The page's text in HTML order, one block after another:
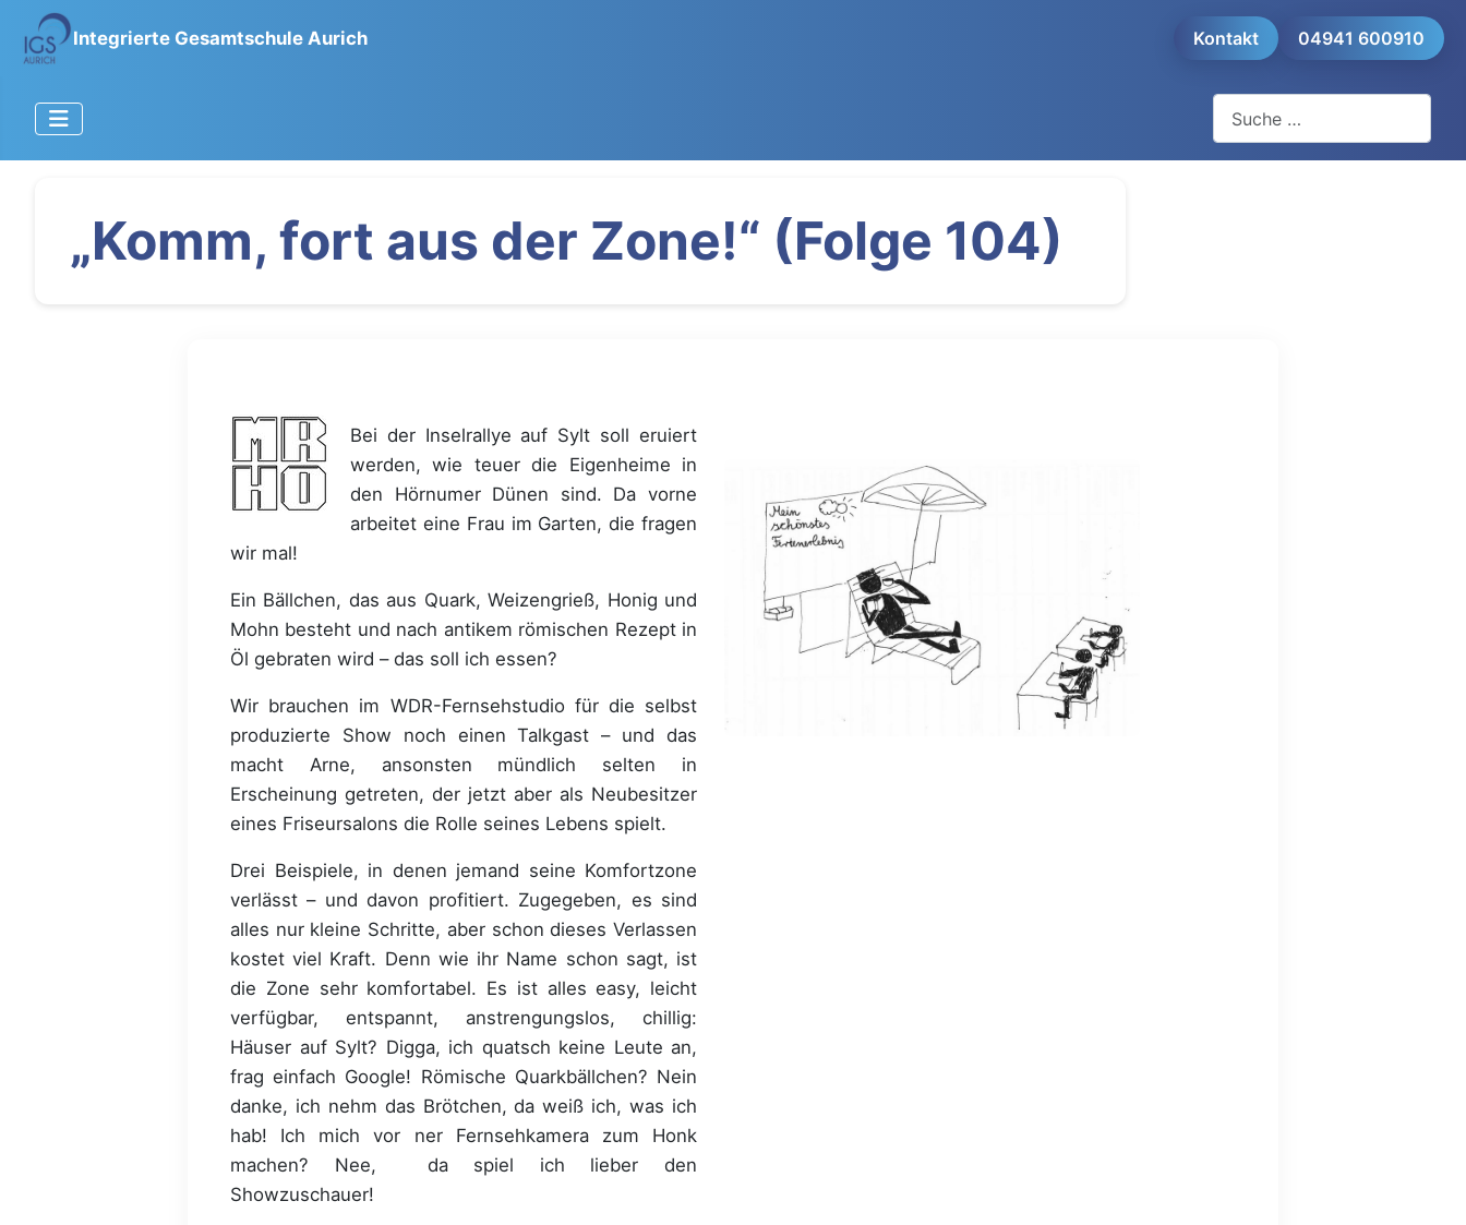
Integrierte Gesamtschule Aurich Kontakt 04941 600910
„Komm, fort aus der Zone!“ (Folge 104)
Bei der Inselrallye auf Sylt soll eruiert
werden, wie teuer die Eigenheime in
den Hörnumer Dünen sind. Da vorne
arbeitet eine Frau im Garten, die fragen
wir mal!
Ein Bällchen, das aus Quark, Weizengrieß, Honig und
Mohn besteht und nach antikem römischen Rezept in
Öl gebraten wird – das soll ich essen?
Wir brauchen im WDR-Fernsehstudio für die selbst
produzierte Show noch einen Talkgast – und das
macht Arne, ansonsten mündlich selten in
Erscheinung getreten, der jetzt aber als Neubesitzer
eines Friseursalons die Rolle seines Lebens spielt.
Drei Beispiele, in denen jemand seine Komfortzone
verlässt – und davon profitiert. Zugegeben, es sind
alles nur kleine Schritte, aber schon dieses Verlassen
kostet viel Kraft. Denn wie ihr Name schon sagt, ist
die Zone sehr komfortabel. Es ist alles easy, leicht
verfügbar, entspannt, anstrengungslos, chillig:
Häuser auf Sylt? Digga, ich quatsch keine Leute an,
frag einfach Google! Römische Quarkbällchen? Nein
danke, ich nehm das Brötchen, da weiß ich, was ich
hab! Ich mich vor ner Fernsehkamera zum Honk
machen? Nee, da spiel ich lieber den
Showzuschauer!